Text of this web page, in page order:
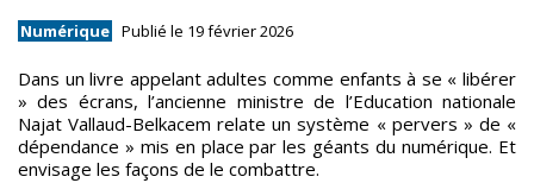
Numérique Publié le 19 février 2026
Dans un livre appelant adultes comme enfants à se « libérer
» des écrans, l’ancienne ministre de l’Education nationale
Najat Vallaud-Belkacem relate un système « pervers » de «
dépendance » mis en place par les géants du numérique. Et
envisage les façons de le combattre.